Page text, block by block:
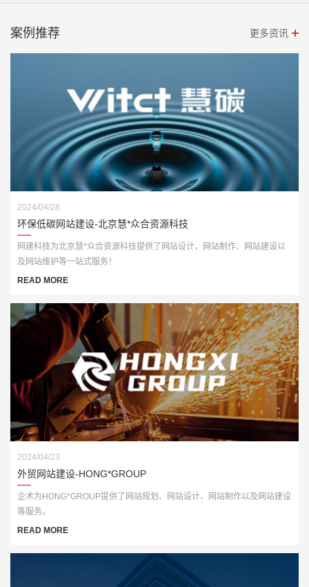
案例推荐 更多资讯
2024/04/28
环保低碳网站建设-北京慧*众合资源科技
网建科技为北京慧*众合资源科技提供了网站设计、网站制作、网站建设以
及网站维护等一站式服务！
READ MORE
2024/04/23
外贸网站建设-HONG*GROUP
企术为HONG*GROUP提供了网站规划、网站设计、网站制作以及网站建设
等服务。
READ MORE